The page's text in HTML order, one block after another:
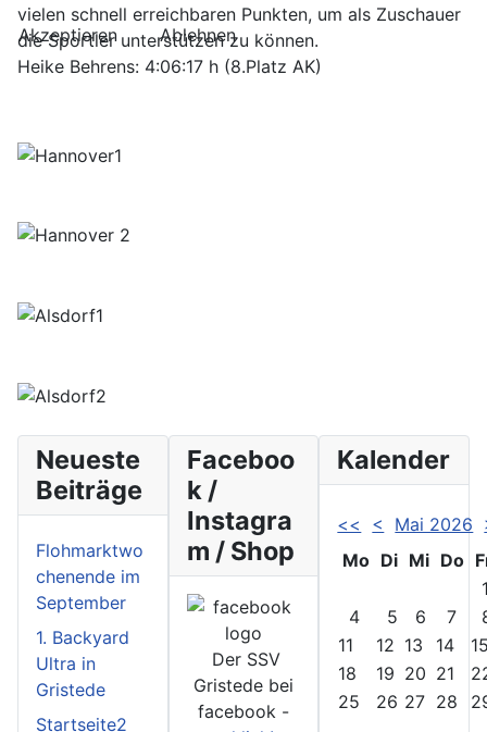
vielen schnell erreichbaren Punkten, um als Zuschauer
die Sportler unterstützen zu können.
Heike Behrens: 4:06:17 h (8.Platz AK)
Neueste
Beiträge
Flohmarktwo
chenende im
September
1. Backyard
Ultra in
Gristede
Startseite2
Faceboo
k /
Instagra
m / Shop
Der SSV
Gristede bei
facebook -
Kalender
<< < Mai 2026
Mo Di Mi Do
4
5 6 7
11
12 13 14
18
19 20 21
25
26 27 28
Akzeptieren Ablehnen